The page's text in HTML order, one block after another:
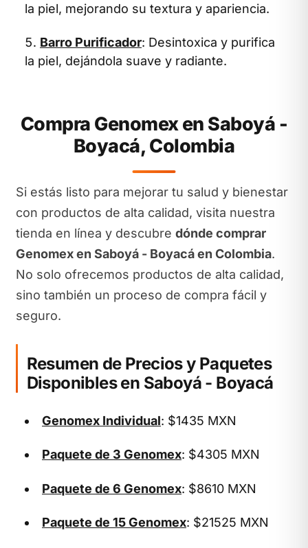
la piel, mejorando su textura y apariencia.
Barro Purificador: Desintoxica y purifica
la piel, dejándola suave y radiante.
Compra Genomex en Saboyá -
Boyacá, Colombia
Si estás listo para mejorar tu salud y bienestar
con productos de alta calidad, visita nuestra
tienda en línea y descubre dónde comprar
Genomex en Saboyá - Boyacá en Colombia.
No solo ofrecemos productos de alta calidad,
sino también un proceso de compra fácil y
seguro.
Resumen de Precios y Paquetes
Disponibles en Saboyá - Boyacá
Genomex Individual: $1435 MXN
Paquete de 3 Genomex: $4305 MXN
Paquete de 6 Genomex: $8610 MXN
Paquete de 15 Genomex: $21525 MXN